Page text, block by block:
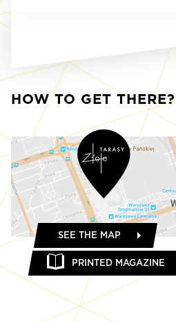
HOW TO GET THERE?
SEE THE MAP
PRINTED MAGAZINE